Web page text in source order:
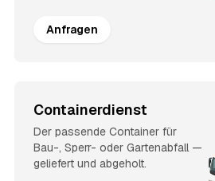
Anfragen
Containerdienst
Der passende Container für
Bau-, Sperr- oder Gartenabfall —
geliefert und abgeholt.